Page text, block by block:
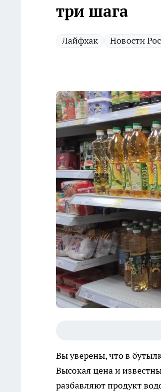
три шага
Лайфхак Новости
Вы уверены, что в
Высокая цена и
разбавляют продукт